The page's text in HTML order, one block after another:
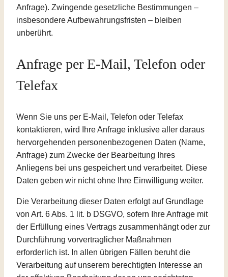
Anfrage). Zwingende gesetzliche Bestimmungen –
insbesondere Aufbewahrungsfristen – bleiben
unberührt.
Anfrage per E-Mail, Telefon oder
Telefax
Wenn Sie uns per E-Mail, Telefon oder Telefax
kontaktieren, wird Ihre Anfrage inklusive aller daraus
hervorgehenden personenbezogenen Daten (Name,
Anfrage) zum Zwecke der Bearbeitung Ihres
Anliegens bei uns gespeichert und verarbeitet. Diese
Daten geben wir nicht ohne Ihre Einwilligung weiter.
Die Verarbeitung dieser Daten erfolgt auf Grundlage
von Art. 6 Abs. 1 lit. b DSGVO, sofern Ihre Anfrage mit
der Erfüllung eines Vertrags zusammenhängt oder zur
Durchführung vorvertraglicher Maßnahmen
erforderlich ist. In allen übrigen Fällen beruht die
Verarbeitung auf unserem berechtigten Interesse an